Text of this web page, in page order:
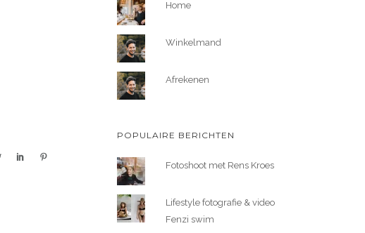
Home
Winkelmand
Afrekenen
POPULAIRE BERICHTEN
Fotoshoot met Rens Kroes
Lifestyle fotografie & video
Fenzi swim